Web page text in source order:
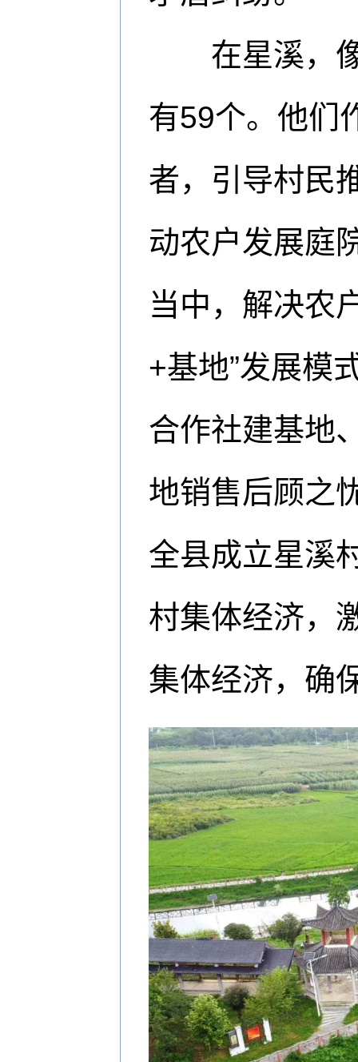
在星溪，像
有59个。他们
者，引导村民
动农户发展庭
当中，解决农
+基地”发展模
合作社建基地
地销售后顾之
全县成立星溪
村集体经济，
集体经济，确